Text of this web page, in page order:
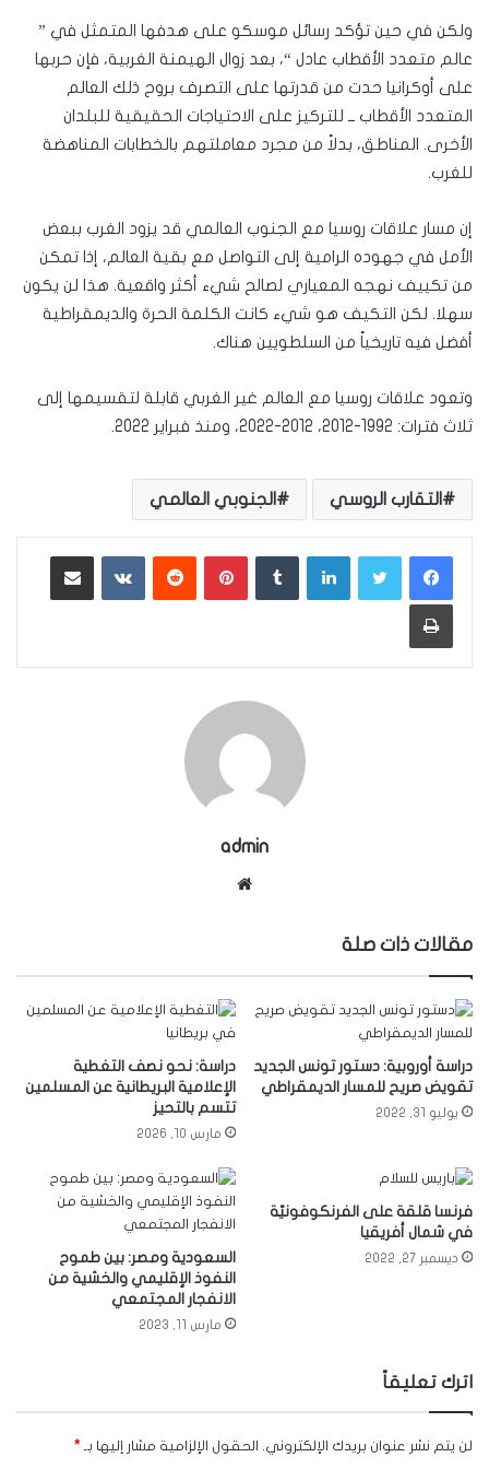
ولكن في حين تؤكد رسائل موسكو على هدفها المتمثل في ”
عالم متعدد الأقطاب عادل “، بعد زوال الهيمنة الغربية، فإن حربها
على أوكرانيا حدت من قدرتها على التصرف بروح ذلك العالم
المتعدد الأقطاب ــ للتركيز على الاحتياجات الحقيقية للبلدان
الأخرى. المناطق، بدلاً من مجرد معاملتهم بالخطابات المناهضة
للغرب.
إن مسار علاقات روسيا مع الجنوب العالمي قد يزود الغرب ببعض
الأمل في جهوده الرامية إلى التواصل مع بقية العالم، إذا تمكن
من تكييف نهجه المعياري لصالح شيء أكثر واقعية. هذا لن يكون
سهلا. لكن التكيف هو شيء كانت الكلمة الحرة والديمقراطية
أفضل فيه تاريخياً من السلطويين هناك.
وتعود علاقات روسيا مع العالم غير الغربي قابلة لتقسيمها إلى
ثلاث فترات: 1992-2012، 2012-2022، ومنذ فبراير 2022.
التقارب الروسي الجنوبي العالمي
لينكدإن بينتيريست مشاركة عبر البريد
طباعة
admin
مقالات ذات صلة
دراسة أوروبية: دستور تونس الجديد
تقويض صريح للمسار الديمقراطي
يوليو 31, 2022
دراسة: نحو نصف التغطية
الإعلامية البريطانية عن المسلمين
تتسم بالتحيز
مارس 10, 2026
فرنسا قلقة على الفرنكوفونيّة
في شمال أفريقيا
ديسمبر 27, 2022
السعودية ومصر: بين طموح
النفوذ الإقليمي والخشية من
الانفجار المجتمعي
مارس 11, 2023
اترك تعليقاً
لن يتم نشر عنوان بريدك الإلكتروني. الحقول الإلزامية مشار إليها بـ *